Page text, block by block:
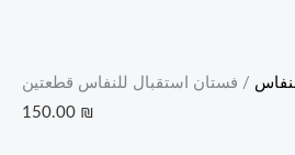
/ فستان استقبال للنفاس قطعتين
150.00 ₪